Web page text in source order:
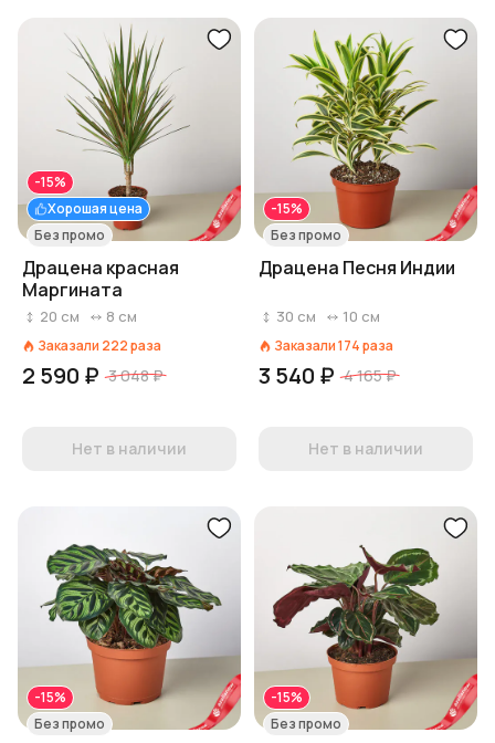
Хорошая цена
-15%
Без промо
Драцена красная
Маргината
20 см 8 см
Заказали 222раза
2 590 ₽ 3 048 ₽
Нет в наличии
-15%
Без промо
Драцена Песня Индии
30 см 10 см
Заказали174раза
3 540 ₽ 4 165 ₽
Нет в наличии
-15%
Без промо
-15%
Без промо